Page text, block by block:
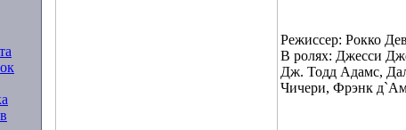
Режиссер: Рокко
В ролях: Джесси
Дж. Тодд Адамс,
Чичери, Фрэнк